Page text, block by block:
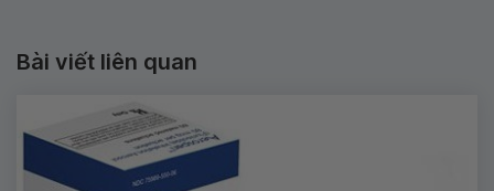
Bài viết liên quan